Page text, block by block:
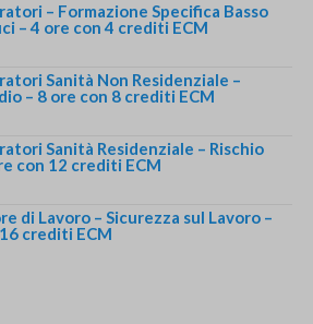
– Formazione Specifica Basso
– 4 ore con 4 crediti ECM
Sanità Non Residenziale –
– 8 ore con 8 crediti ECM
Sanità Residenziale – Rischio
con 12 crediti ECM
di Lavoro – Sicurezza sul Lavoro –
crediti ECM